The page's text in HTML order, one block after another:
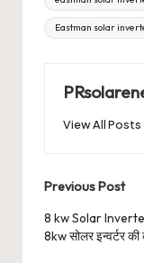
Eastman solar
View All Posts
Post
navigation
Previous Post
8 kw Solar
8kw सोलर इन्वर्टर